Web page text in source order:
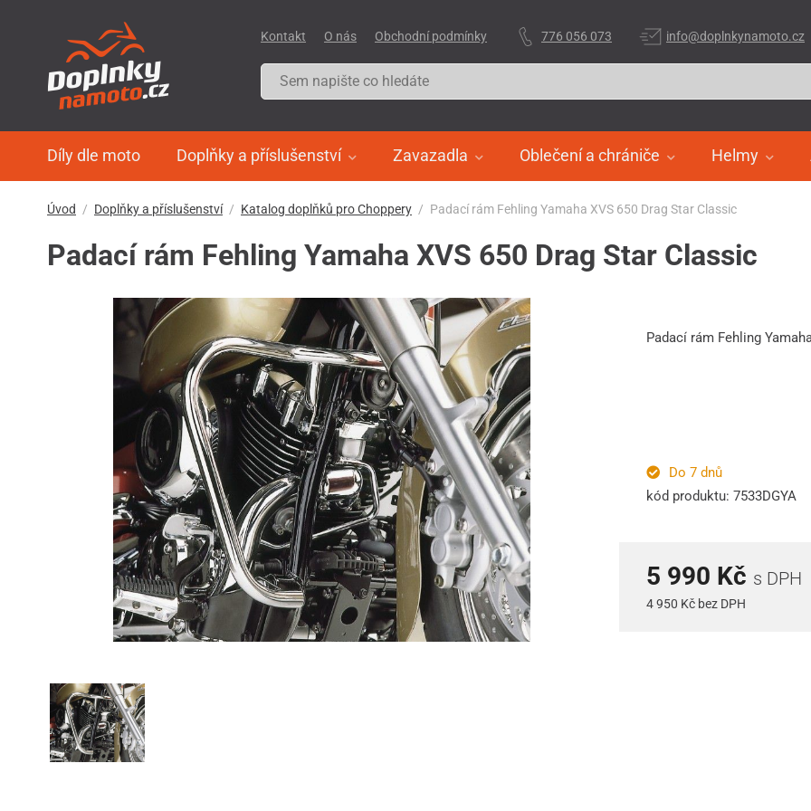
Díly dle moto Doplňky a příslušenství Zavazadla Oblečení a chrániče Helmy
Kontakt O nás Obchodní podmínky 776 056 073 info@doplnkynamoto.cz
Úvod Doplňky a příslušenství Katalog doplňků pro Choppery Padací rám Fehling Yamaha XVS 650 Drag Star Classic
Padací rám Fehling Yamaha XVS 650 Drag Star Classic
Padací rám Fehling
Do 7 dnů
kód produktu: 7533DGYA
5 990 Kč s DPH
4 950 Kč bez DPH